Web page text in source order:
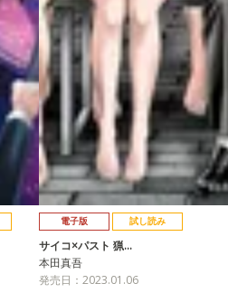
電子版 試し読み
サイコ×パスト 猟…
本田真吾
発売日：2023.01.06